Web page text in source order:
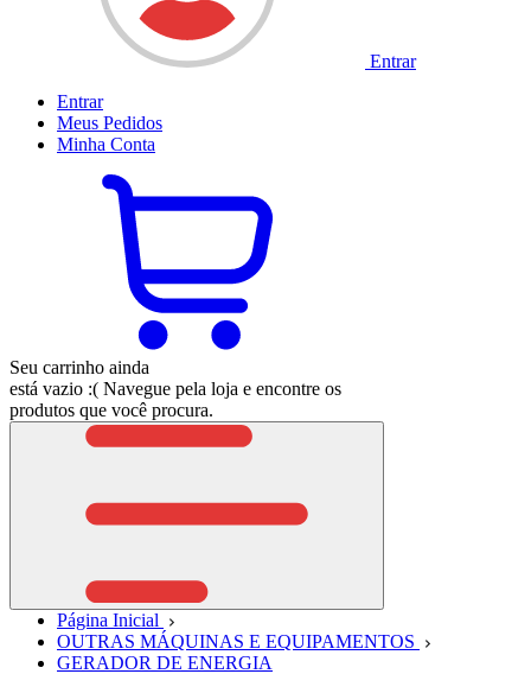
Entrar
Entrar
Meus Pedidos
Minha Conta
Seu carrinho ainda
está vazio :( Navegue pela loja e encontre os
produtos que você procura.
Página Inicial
OUTRAS MÁQUINAS E EQUIPAMENTOS
GERADOR DE ENERGIA